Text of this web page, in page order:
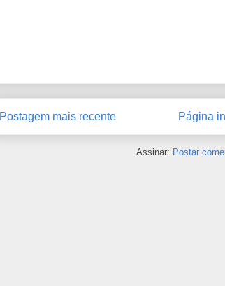
Postagem mais recente Página
Assinar: Postar